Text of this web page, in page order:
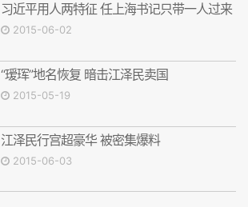
习近平用人两特征 任上海书记只带一人过来
2015-06-02
“瑷珲”地名恢复 暗击江泽民卖国
2015-05-19
江泽民行宫超豪华 被密集爆料
2015-06-03